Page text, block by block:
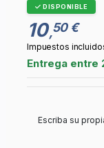
DISPONIBLE
10,50 €
Impuestos
Entrega entre
Escriba su